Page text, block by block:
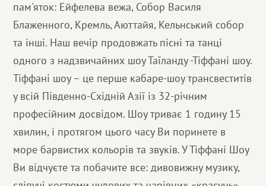
пам'яток: Ейфелева вежа, Собор Василя
Блаженного, Кремль, Аюттайя, Кельнський собор
та інші. Наш вечір продовжать пісні та танці
одного з надзвичайних шоу Таїланду -Тіффані шоу.
Тіффані шоу – це перше кабаре-шоу трансвеститів
у всій Південно-Східній Азії із 32-річним
професійним досвідом. Шоу триває 1 годину 15
хвилин, і протягом цього часу Ви поринете в
море барвистих кольорів та звуків. У Тіффані Шоу
Ви відчуєте та побачите все: дивовижну музику,